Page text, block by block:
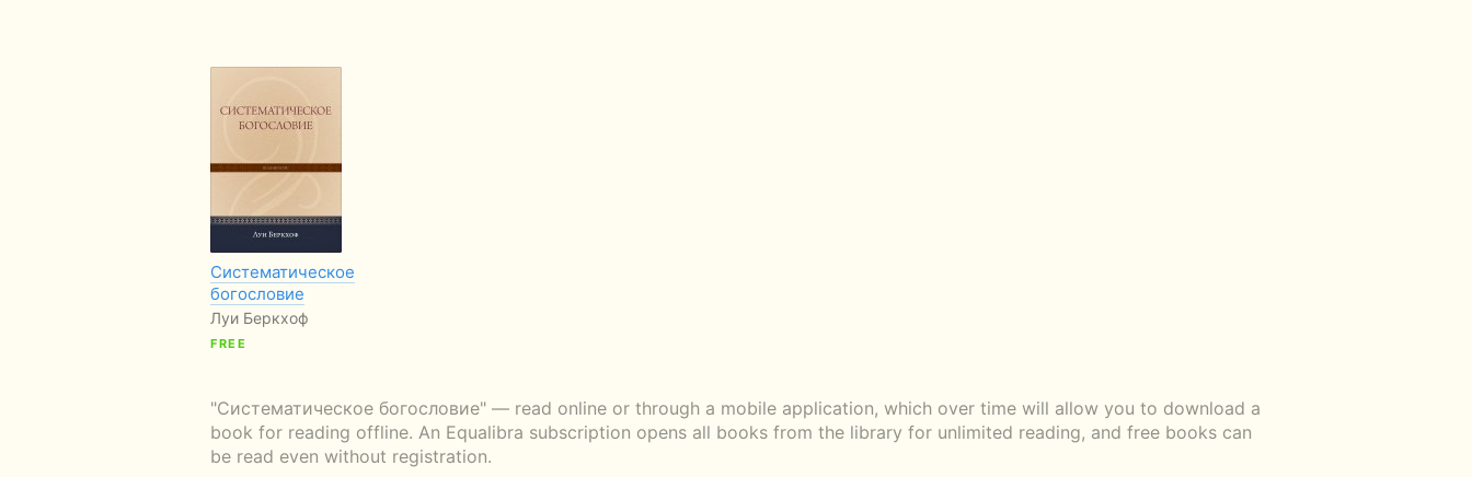
Систематическое
богословие
Луи Беркхоф
FREE
"Систематическое богословие" — read online or through a mobile application, which over time will allow you to download a
book for reading offline. An Equalibra subscription opens all books from the library for unlimited reading, and free books can
be read even without registration.